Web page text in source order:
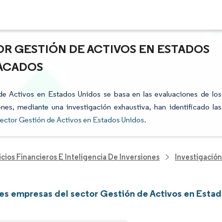
GESTIÓN DE ACTIVOS EN ESTADOS
Activos en Estados Unidos se basa en las evaluaciones de los
mediante una investigación exhaustiva, han identificado las
Gestión de Activos en Estados Unidos.
Financieros E Inteligencia De Inversiones
empresas del sector Gestión de Activos en